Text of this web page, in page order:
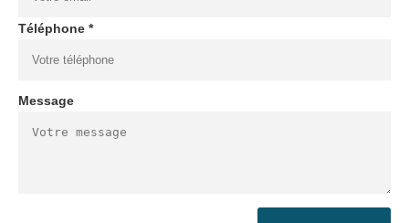
Téléphone *
Message